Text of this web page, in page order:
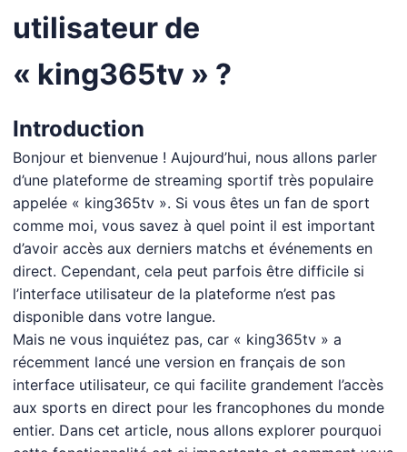
utilisateur de
« king365tv » ?
Introduction
Bonjour et bienvenue ! Aujourd’hui, nous allons parler
d’une plateforme de streaming sportif très populaire
appelée « king365tv ». Si vous êtes un fan de sport
comme moi, vous savez à quel point il est important
d’avoir accès aux derniers matchs et événements en
direct. Cependant, cela peut parfois être difficile si
l’interface utilisateur de la plateforme n’est pas
disponible dans votre langue.
Mais ne vous inquiétez pas, car « king365tv » a
récemment lancé une version en français de son
interface utilisateur, ce qui facilite grandement l’accès
aux sports en direct pour les francophones du monde
entier. Dans cet article, nous allons explorer pourquoi